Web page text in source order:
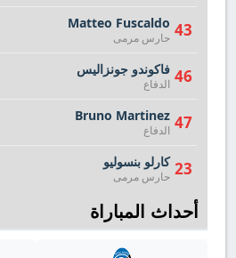
43
Matteo Fuscaldo
حارس مرمى
46 فاكوندو جونزاليس
الدفاع
47
Bruno Martinez
الدفاع
23 كارلو بنسوليو
حارس مرمى
أحداث المباراة